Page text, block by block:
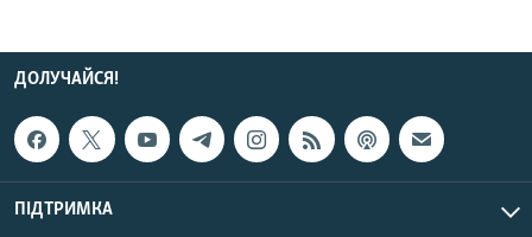
ДОЛУЧАЙСЯ!
ПІДТРИМКА